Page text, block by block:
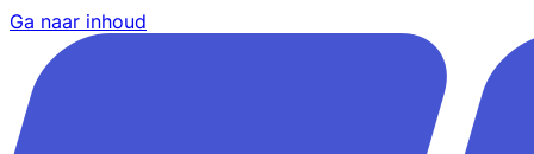
Ga naar inhoud